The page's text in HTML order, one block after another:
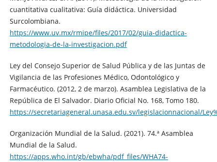
cuantitativa cualitativa: Guía didáctica. Universidad
Surcolombiana.
https://www.uv.mx/rmipe/files/2017/02/guia-didactica-
metodologia-de-la-investigacion.pdf
Ley del Consejo Superior de Salud Pública y de las Juntas de
Vigilancia de las Profesiones Médico, Odontológico y
Farmacéutico. (2012, 2 de marzo). Asamblea Legislativa de la
República de El Salvador. Diario Oficial No. 168, Tomo 180.
https://secretariageneral.unasa.edu.sv/legislacionnacional/
Organización Mundial de la Salud. (2021). 74.ª Asamblea
Mundial de la Salud.
https://apps.who.int/gb/ebwha/pdf_files/WHA74-